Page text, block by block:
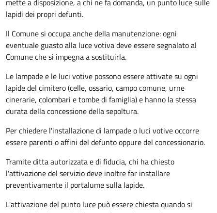
mette a disposizione, a chi ne fa domanda, un punto luce sulle
lapidi dei propri defunti.
Il Comune si occupa anche della manutenzione: ogni
eventuale guasto alla luce votiva deve essere segnalato al
Comune che si impegna a sostituirla.
Le lampade e le luci votive possono essere attivate su ogni
lapide del cimitero (celle, ossario, campo comune, urne
cinerarie, colombari e tombe di famiglia) e hanno la stessa
durata della concessione della sepoltura.
Per chiedere l'installazione di lampade o luci votive occorre
essere parenti o affini del defunto oppure del concessionario.
Tramite ditta autorizzata e di fiducia, chi ha chiesto
l'attivazione del servizio deve inoltre far installare
preventivamente il portalume sulla lapide.
L'attivazione del punto luce può essere chiesta quando si